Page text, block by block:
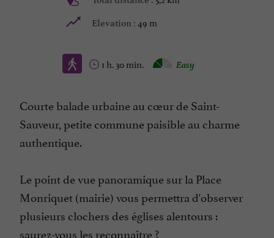
Elevation : 49 m
1 h. 30 min. Easy
Courte balade urbaine au cœur de Saint-
Sauveur, petite commune paisible au charme
authentique.
Le point de vue panoramique sur la Place
Monriquet (mairie) vous permettra d'observer
plusieurs clochers des églises alentours :
saurez-vous les reconnaître ?